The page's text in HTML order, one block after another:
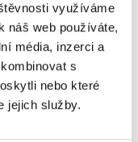
využíváme
náš web používáte,
média, inzerci a
s
nebo které
jejich služby.